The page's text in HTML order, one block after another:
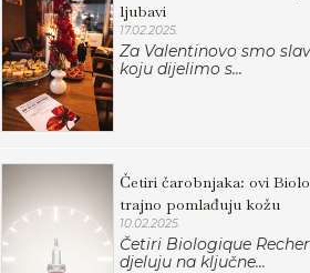
ljubavi
17.02.2025.
Za Valentinovo smo
koju dijelimo s...
Četiri čarobnjaka: ovi
trajno pomlađuju kožu
10.02.2025.
Četiri Biologique
djeluju na ključne...